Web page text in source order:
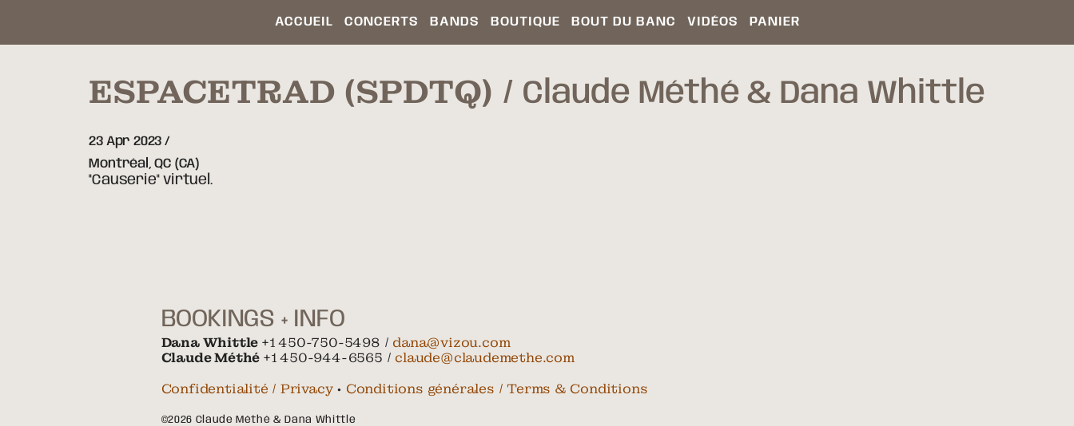
ACCUEIL CONCERTS BANDS BOUTIQUE BOUT DU BANC VIDÉOS PANIER
ESPACETRAD (SPDTQ) Claude Méthé & Dana Whittle
23 Apr 2023
Montréal,QC (CA)
"Causerie" virtuel.
BOOKINGS + INFO
Dana Whittle +1 450-750-5498 / dana@vizou.com
Claude Méthé +1 450-944-6565 / claude@claudemethe.com
Confidentialité / Privacy• Conditions générales / Terms & Conditions
©2026 Claude Méthé & Dana Whittle